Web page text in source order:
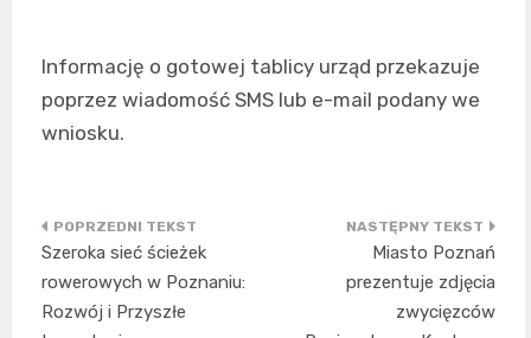
Informację o gotowej tablicy urząd przekazuje
poprzez wiadomość SMS lub e-mail podany we
wniosku.
Nawigacja
wpisu
Szeroka sieć ścieżek
rowerowych w Poznaniu:
Rozwój i Przyszłe
Miasto Poznań
prezentuje zdjęcia
zwycięzców